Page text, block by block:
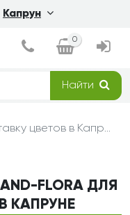
Капрун
0
Найти
Гарантии на доставку цветов в Капруне — Grand-Flora
FLORA ДЛЯ
КАПРУНЕ